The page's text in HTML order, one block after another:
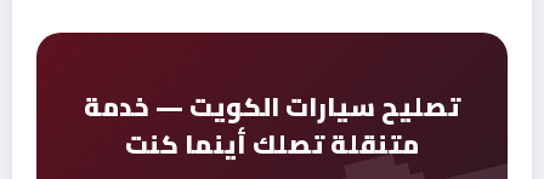
تصليح سيارات الكويت — خدمة
متنقلة تصلك أينما كنت